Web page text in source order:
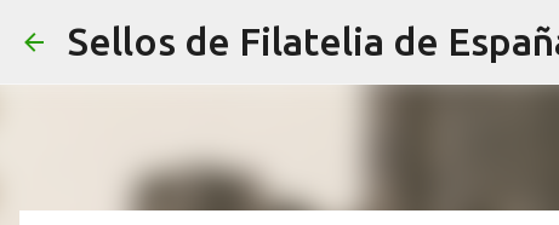
Sellos de Filatelia de